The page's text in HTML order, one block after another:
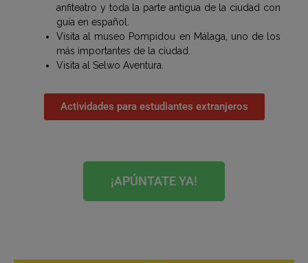
anfiteatro y toda la parte antigua de la ciudad con
guía en español.
Visita al museo Pompidou en Málaga, uno de los
más importantes de la ciudad.
Visita al Selwo Aventura.
Actividades para estudiantes extranjeros
¡APÚNTATE YA!